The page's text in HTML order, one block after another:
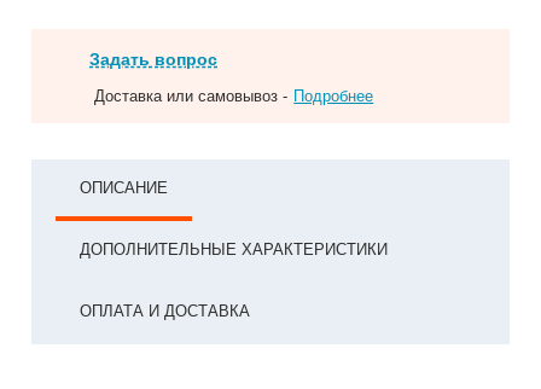
Задать вопрос
Доставка или самовывоз - Подробнее
ОПИСАНИЕ
ДОПОЛНИТЕЛЬНЫЕ ХАРАКТЕРИСТИКИ
ОПЛАТА И ДОСТАВКА